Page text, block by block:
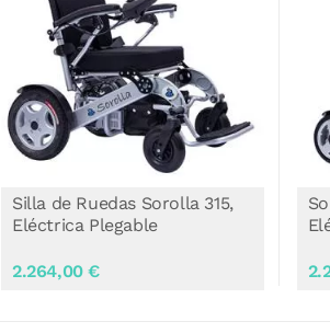
Sorolla Mini, Silla de Ruedas
Eléctrica Plegable
2.264,00 €